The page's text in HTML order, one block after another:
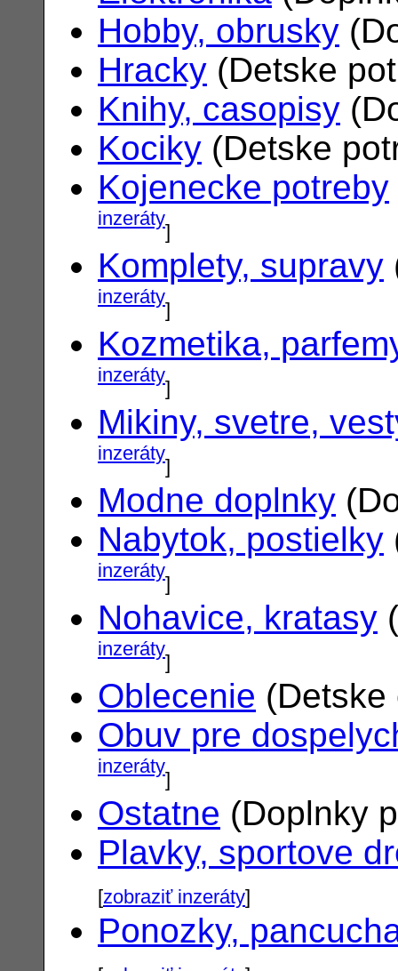
Hobby, obrusky
Hracky (Detske
Knihy, casopisy
Kociky (Detske
Kojenecke potreby
inzeráty]
Komplety, supravy
inzeráty]
Kozmetika,
inzeráty]
Mikiny, svetre,
inzeráty]
Modne doplnky
Nabytok, postielky
inzeráty]
Nohavice, kratasy
inzeráty]
Oblecenie
Obuv pre
inzeráty]
Ostatne (Doplnky
Plavky, sportove
[zobraziť inzeráty]
Ponozky,